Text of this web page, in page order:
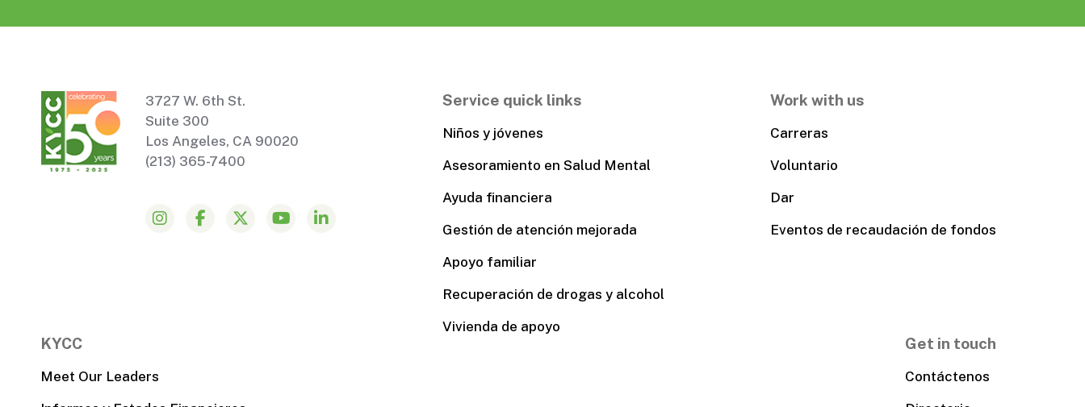
3727 W. 6th St.
Suite 300
Los Angeles, CA 90020
(213) 365-7400
Service quick links
Niños y jóvenes
Asesoramiento en Salud Mental
Ayuda financiera
Gestión de atención mejorada
Apoyo familiar
Recuperación de drogas y alcohol
Vivienda de apoyo
Work with us
Carreras
Voluntario
Dar
Eventos de recaudación de fondos
KYCC
Meet Our Leaders
Get in touch
Contáctenos